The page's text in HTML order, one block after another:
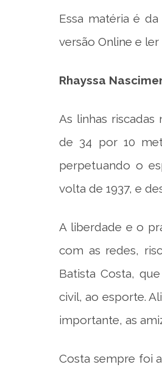
Essa matéria é
versão Online e ler
Rhayssa
As linhas
de 34 por 10
perpetuando o
volta de 1937, e
A liberdade e o
com as redes,
Batista Costa,
civil, ao esporte.
importante, as
Costa sempre foi